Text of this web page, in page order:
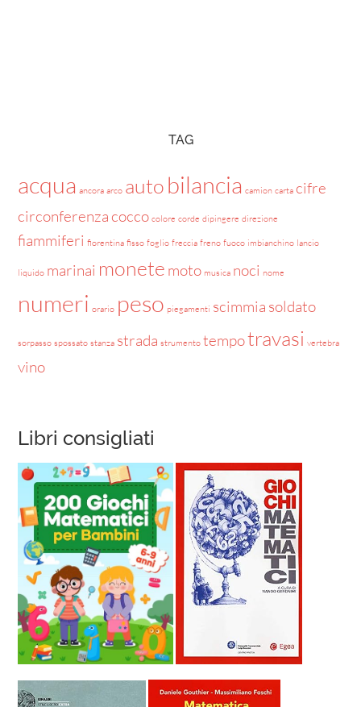
TAG
acqua ancora arco autobilancia camion carta cifre
circonferenzacocco colore corde dipingere direzione
fiammiferi fiorentina fisso foglio freccia freno fuoco imbianchino lancio
liquido marinai monete moto musica noci nome
numeri orario peso piegamenti scimmia soldato
sorpasso spossato stanza strada strumento tempotravasi vertebra
vino
Libri consigliati